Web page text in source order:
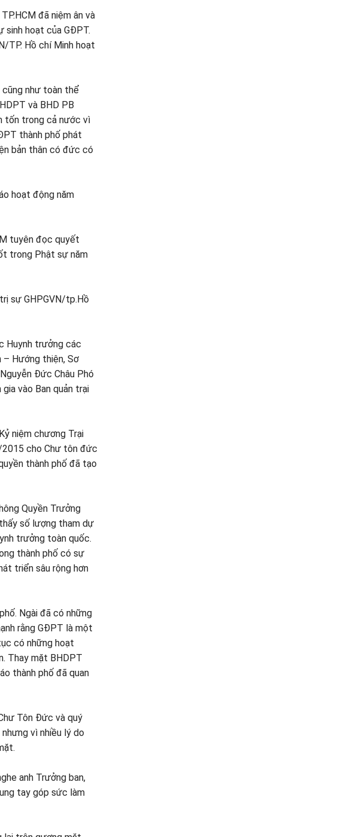
đã niệm ân và
sinh hoạt của GĐPT.
TP. Hồ chí Minh hoạt
cũng như toàn thể
và BHD PB
tốn trong cả nước vì
thành phố phát
bản thân có đức có
hoạt động năm
tuyên đọc quyết
trong Phật sự năm
sự GHPGVN/tp.Hồ
Huynh trưởng các
– Hướng thiện, Sơ
Đức Châu Phó
vào Ban quản trại
niệm chương Trại
cho Chư tôn đức
thành phố đã tạo
Quyền Trưởng
số lượng tham dự
trưởng toàn quốc.
thành phố có sự
triển sâu rộng hơn
Ngài đã có những
rằng GĐPT là một
có những hoạt
Thay mặt BHDPT
thành phố đã quan
Tôn Đức và quý
vì nhiều lý do
anh Trưởng ban,
tay góp sức làm